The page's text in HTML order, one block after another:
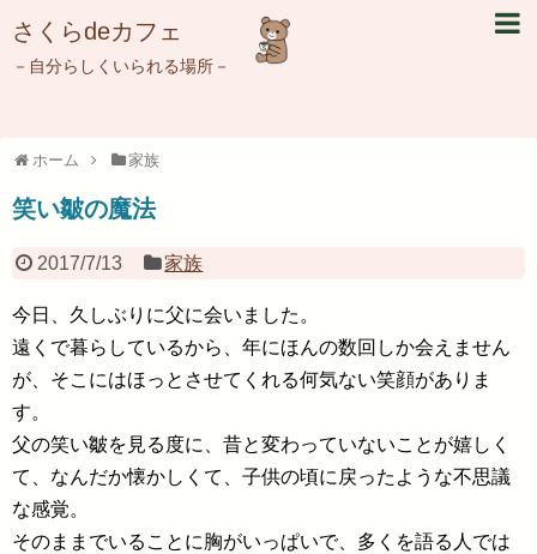
さくらdeカフェ
－自分らしくいられる場所－
ホーム 家族
笑い皺の魔法
2017/7/13 家族
今日、久しぶりに父に会いました。
遠くで暮らしているから、年にほんの数回しか会えません
が、そこにはほっとさせてくれる何気ない笑顔がありま
す。
父の笑い皺を見る度に、昔と変わっていないことが嬉しく
て、なんだか懐かしくて、子供の頃に戻ったような不思議
な感覚。
そのままでいることに胸がいっぱいで、多くを語る人では